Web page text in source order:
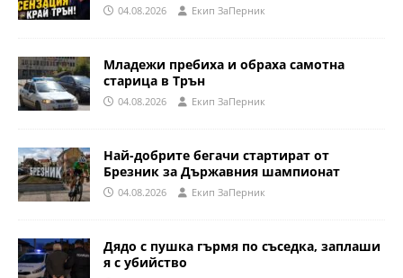
04.08.2026 Eкип ЗаПерник
Младежи пребиха и обраха самотна
старица в Трън
04.08.2026 Eкип ЗаПерник
Най-добрите бегачи стартират от
Брезник за Държавния шампионат
04.08.2026 Eкип ЗаПерник
Дядо с пушка гърмя по съседка, заплаши
я с убийство